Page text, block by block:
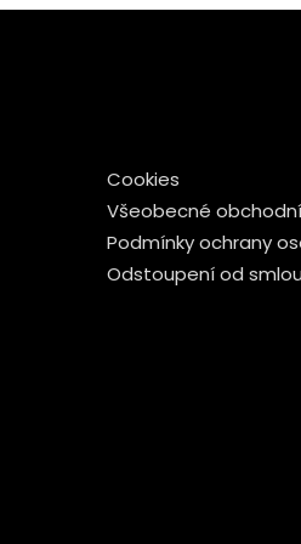
Cookies
Všeobecné
Podmínky ochrany
Odstoupení od